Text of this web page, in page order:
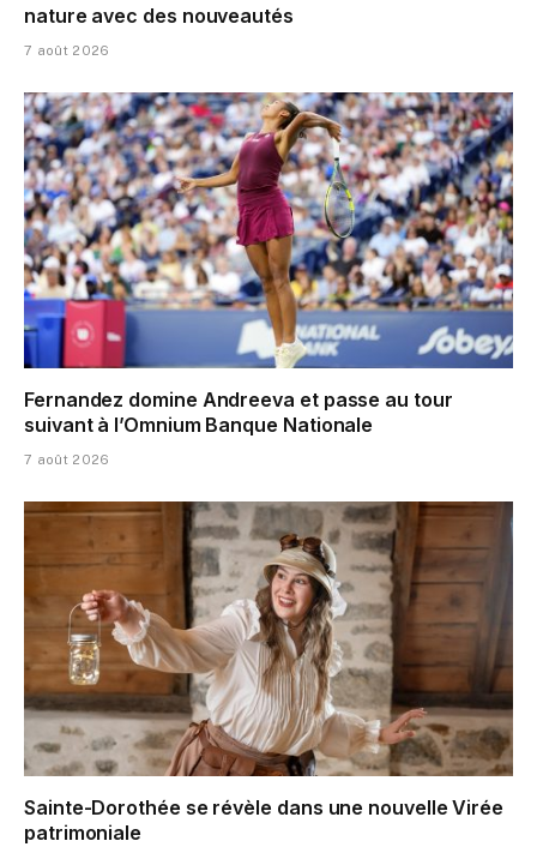
nature avec des nouveautés
7 août 2026
Fernandez domine Andreeva et passe au tour
suivant à l’Omnium Banque Nationale
7 août 2026
Sainte-Dorothée se révèle dans une nouvelle Virée
patrimoniale